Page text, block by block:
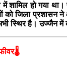
हो गया
को जिला
स्थिर है। उज्जैन में